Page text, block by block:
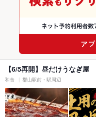
【6/5再開】昼だけうなぎ屋
和食 郡山駅前・駅周辺